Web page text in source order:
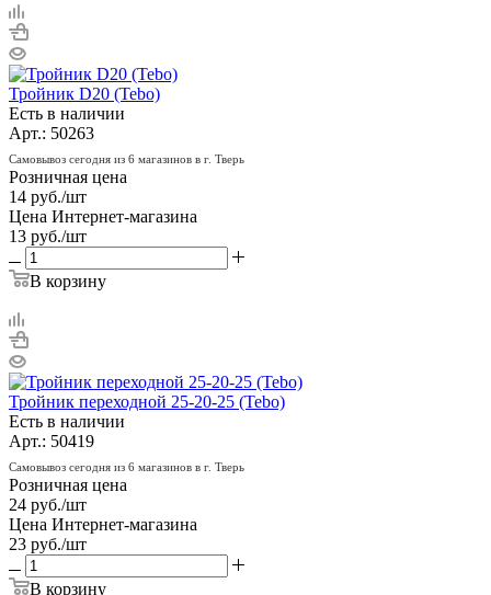
Тройник D20 (Tebo)
Есть в наличии
Арт.: 50263
Самовывоз сегодня из 6 магазинов в г. Тверь
Розничная цена
14 руб./шт
Цена Интернет-магазина
13 руб./шт
В корзину
Тройник переходной 25-20-25 (Tebo)
Есть в наличии
Арт.: 50419
Самовывоз сегодня из 6 магазинов в г. Тверь
Розничная цена
24 руб./шт
Цена Интернет-магазина
23 руб./шт
В корзину